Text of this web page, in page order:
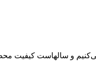
و سالهاست کیفیت